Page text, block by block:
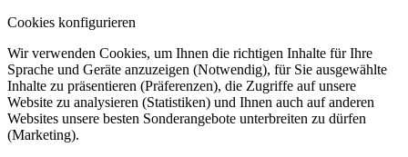
Cookies konfigurieren
Wir verwenden Cookies, um Ihnen die richtigen Inhalte für Ihre
Sprache und Geräte anzuzeigen (Notwendig), für Sie ausgewählte
Inhalte zu präsentieren (Präferenzen), die Zugriffe auf unsere
Website zu analysieren (Statistiken) und Ihnen auch auf anderen
Websites unsere besten Sonderangebote unterbreiten zu dürfen
(Marketing).